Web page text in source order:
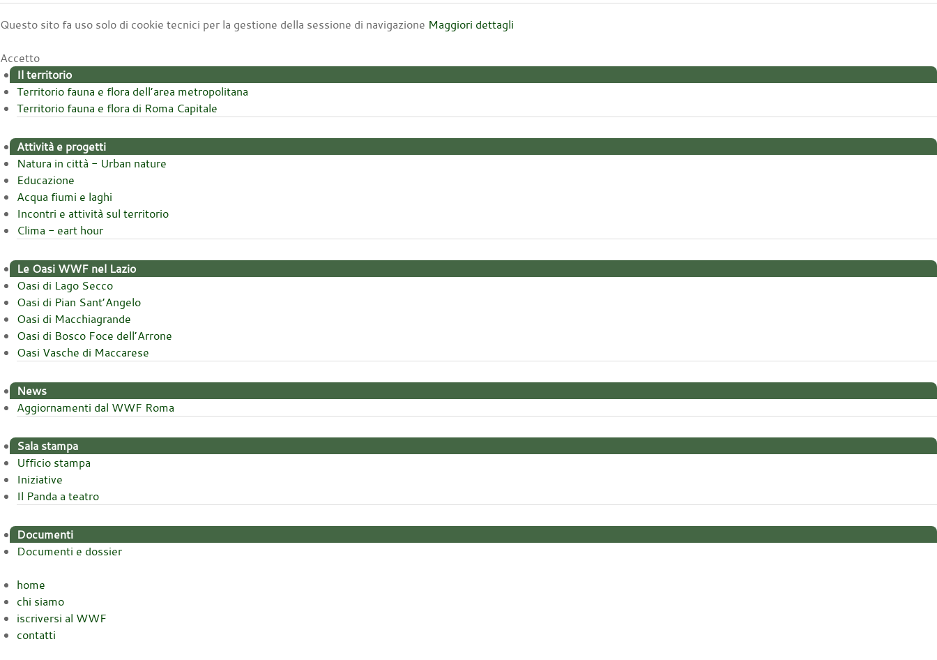
Questo sito fa uso solo di cookie tecnici per la gestione della sessione di navigazione Maggiori dettagli
Accetto
Il territorio
Territorio fauna e flora dell’area metropolitana
Territorio fauna e flora di Roma Capitale
Attività e progetti
Natura in città - Urban nature
Educazione
Acqua fiumi e laghi
Incontri e attività sul territorio
Clima - eart hour
Le Oasi WWF nel Lazio
Oasi di Lago Secco
Oasi di Pian Sant’Angelo
Oasi di Macchiagrande
Oasi di Bosco Foce dell’Arrone
Oasi Vasche di Maccarese
News
Aggiornamenti dal WWF Roma
Sala stampa
Ufficio stampa
Iniziative
Il Panda a teatro
Documenti
Documenti e dossier
home
chi siamo
iscriversi al WWF
contatti